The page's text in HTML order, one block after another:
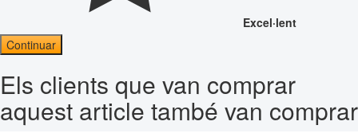
Excel·lent
Continuar
Els clients que van comprar
aquest article també van comprar